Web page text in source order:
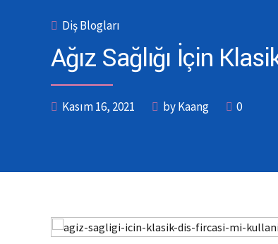
Diş Blogları
Ağız Sağlığı İçin
Kasım 16, 2021 by Kaang 0